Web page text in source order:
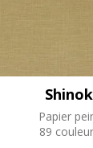
Shinok
Papier
89